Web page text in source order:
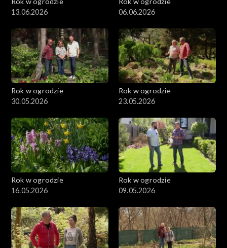
13.06.2026
06.06.2026
Rok w ogrodzie
30.05.2026
Rok w ogrodzie
23.05.2026
Rok w ogrodzie
16.05.2026
Rok w ogrodzie
09.05.2026